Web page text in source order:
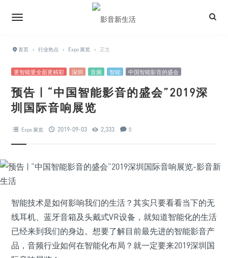
首页 › 行业热点 › Expo 展览 › 正文
更智能更全面更精彩 深圳 音频 智能 中国智能影音的盛会
预告 | “中国智能影音的盛会”2019深
圳国际音响展览
Expo 展览 2019-09-03 2,333 0
智能技术是如何影响我们的生活？其实只要看看当下的无
线耳机、蓝牙音箱及头戴式VR设备，就知道智能化的生活
已经来到我们的身边。想要了解目前最先进的智能影音产
品，音频行业如何在智能化布局？就一定要来2019深圳国